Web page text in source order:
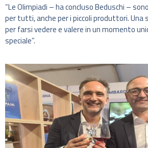
“Le Olimpiadi – ha concluso Beduschi –
per tutti, anche per i piccoli produttori.
per farsi vedere e valere in un momento
speciale”.